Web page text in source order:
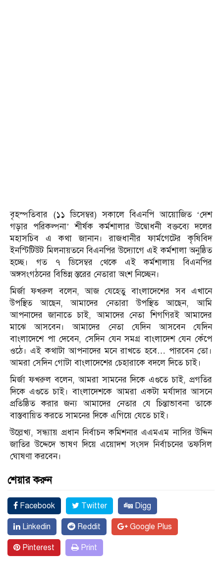
বৃহস্পতিবার (১১ ডিসেম্বর) সকালে বিএনপি আয়োজিত ‘দেশ
গড়ার পরিকল্পনা’ শীর্ষক কর্মশালার উদ্বোধনী বক্তব্যে দলের
মহাসচিব এ কথা জানান। রাজধানীর ফার্মগেটের কৃষিবিদ
ইনস্টিটিউট মিলনায়তনে বিএনপির উদ্যোগে এই কর্মশালা অনুষ্ঠিত
হচ্ছে। গত ৭ ডিসেম্বর থেকে এই কর্মশালায় বিএনপির
অঙ্গসংগঠনের বিভিন্ন স্তরের নেতারা অংশ নিচ্ছেন।
মির্জা ফখরুল বলেন, আজ যেহেতু বাংলাদেশের সব এখানে
উপস্থিত আছেন, আমাদের নেতারা উপস্থিত আছেন, আমি
আপনাদের জানাতে চাই, আমাদের নেতা শিগগিরই আমাদের
মাঝে আসবেন। আমাদের নেতা যেদিন আসবেন যেদিন
বাংলাদেশে পা দেবেন, সেদিন যেন সমগ্র বাংলাদেশ যেন কেঁপে
ওঠে। এই কথাটা আপনাদের মনে রাখতে হবে… পারবেন তো।
আমরা সেদিন গোটা বাংলাদেশের চেহারাকে বদলে দিতে চাই।
মির্জা ফখরুল বলেন, আমরা সামনের দিকে এগুতে চাই, প্রগতির
দিকে এগুতে চাই। বাংলাদেশকে আমরা একটা মর্যাদার আসনে
প্রতিষ্ঠিত করার জন্য আমাদের নেতার যে চিন্তাভাবনা তাকে
বাস্তবায়িত করতে সামনের দিকে এগিয়ে যেতে চাই।
উল্লেখ্য, সন্ধ্যায় প্রধান নির্বাচন কমিশনার এএমএম নাসির উদ্দিন
জাতির উদ্দেদে ভাষণ দিয়ে এয়োদশ সংসদ নির্বাচনের তফসিল
ঘোষণা করবেন।
শেয়ার করুন
Facebook Twitter Digg
Linkedin Reddit Google Plus
Pinterest Print